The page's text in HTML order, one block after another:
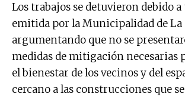
Los trabajos se detuvieron debido
emitida por la Municipalidad de La
argumentando que no se
medidas de mitigación necesarias
el bienestar de los vecinos y del
cercano a las construcciones que